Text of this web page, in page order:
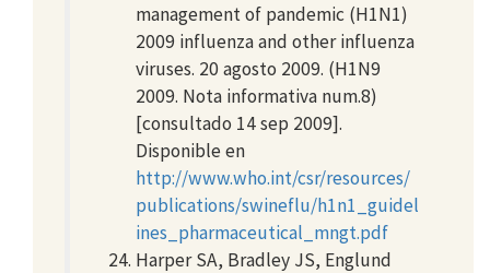
management of pandemic (H1N1)
2009 influenza and other influenza
viruses. 20 agosto 2009. (H1N9
2009. Nota informativa num.8)
[consultado 14 sep 2009].
Disponible en
http://www.who.int/csr/resources/
publications/swineflu/h1n1_guidel
ines_pharmaceutical_mngt.pdf
Harper SA, Bradley JS, Englund